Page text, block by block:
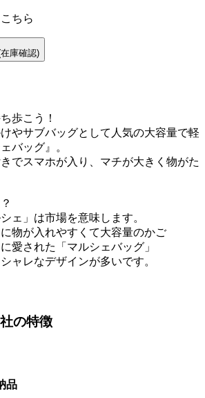
ちら
庫確認)
歩こう！
やサブバッグとして人気の大容量で軽
バッグ』。
でスマホが入り、マチが大きく物がた
ェ」は市場を意味します。
物が入れやすくて大容量のかご
愛された「マルシェバッグ」
ャレなデザインが多いです。
の特徴
品